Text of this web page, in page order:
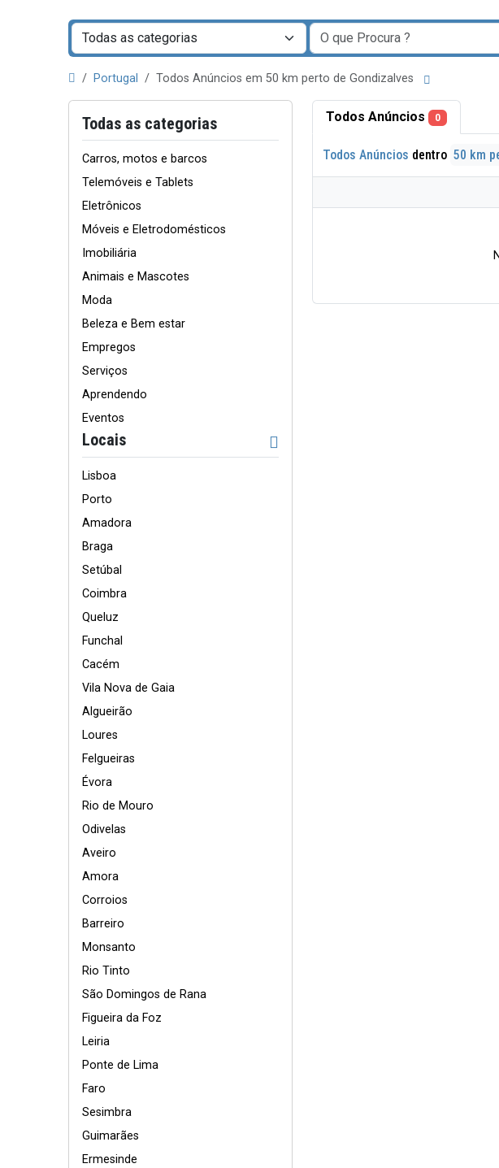
Portugal Todos Anúncios em 50 km perto de Gondizalves
Todas as categorias
Carros, motos e barcos
Telemóveis e Tablets
Eletrônicos
Móveis e Eletrodomésticos
Imobiliária
Animais e Mascotes
Moda
Beleza e Bem estar
Empregos
Serviços
Aprendendo
Eventos
Locais
Lisboa
Porto
Amadora
Braga
Setúbal
Coimbra
Queluz
Funchal
Cacém
Vila Nova de Gaia
Algueirão
Loures
Felgueiras
Évora
Rio de Mouro
Odivelas
Aveiro
Amora
Corroios
Barreiro
Monsanto
Rio Tinto
São Domingos de Rana
Figueira da Foz
Leiria
Ponte de Lima
Faro
Sesimbra
Guimarães
Ermesinde
Todos Anúncios 0
Todos Anúncios dentro 50 km